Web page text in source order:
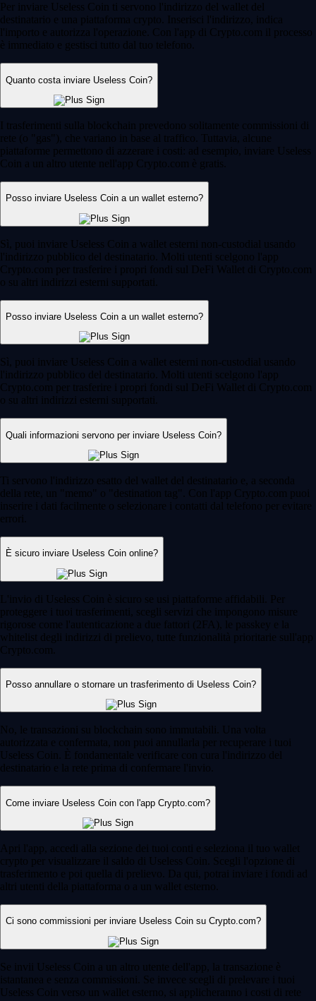
Per inviare Useless Coin ti servono l'indirizzo del wallet del
destinatario e una piattaforma crypto. Inserisci l'indirizzo, indica
l'importo e autorizza l'operazione. Con l'app di Crypto.com il processo
è immediato e gestisci tutto dal tuo telefono.
Quanto costa inviare Useless Coin?
I trasferimenti sulla blockchain prevedono solitamente commissioni di
rete (o "gas"), che variano in base al traffico. Tuttavia, alcune
piattaforme permettono di azzerare i costi: ad esempio, inviare Useless
Coin a un altro utente nell'app Crypto.com è gratis.
Posso inviare Useless Coin a un wallet esterno?
Sì, puoi inviare Useless Coin a wallet esterni non-custodial usando
l'indirizzo pubblico del destinatario. Molti utenti scelgono l'app
Crypto.com per trasferire i propri fondi sul DeFi Wallet di Crypto.com
o su altri indirizzi esterni supportati.
Posso inviare Useless Coin a un wallet esterno?
Sì, puoi inviare Useless Coin a wallet esterni non-custodial usando
l'indirizzo pubblico del destinatario. Molti utenti scelgono l'app
Crypto.com per trasferire i propri fondi sul DeFi Wallet di Crypto.com
o su altri indirizzi esterni supportati.
Quali informazioni servono per inviare Useless Coin?
Ti servono l'indirizzo esatto del wallet del destinatario e, a seconda
della rete, un "memo" o "destination tag". Con l'app Crypto.com puoi
inserire i dati facilmente o selezionare i contatti dal telefono per evitare
errori.
È sicuro inviare Useless Coin online?
L'invio di Useless Coin è sicuro se usi piattaforme affidabili. Per
proteggere i tuoi trasferimenti, scegli servizi che impongono misure
rigorose come l'autenticazione a due fattori (2FA), le passkey e la
whitelist degli indirizzi di prelievo, tutte funzionalità prioritarie sull'app
Crypto.com.
Posso annullare o stornare un trasferimento di Useless Coin?
No, le transazioni su blockchain sono immutabili. Una volta
autorizzata e confermata, non puoi annullarla per recuperare i tuoi
Useless Coin. È fondamentale verificare con cura l'indirizzo del
destinatario e la rete prima di confermare l'invio.
Come inviare Useless Coin con l'app Crypto.com?
Apri l'app, accedi alla sezione dei tuoi conti e seleziona il tuo wallet
crypto per visualizzare il saldo di Useless Coin. Scegli l'opzione di
trasferimento e poi quella di prelievo. Da qui, potrai inviare i fondi ad
altri utenti della piattaforma o a un wallet esterno.
Ci sono commissioni per inviare Useless Coin su Crypto.com?
Se invii Useless Coin a un altro utente dell'app, la transazione è
istantanea e senza commissioni. Se invece scegli di prelevare i tuoi
Useless Coin verso un wallet esterno, si applicheranno i costi di rete